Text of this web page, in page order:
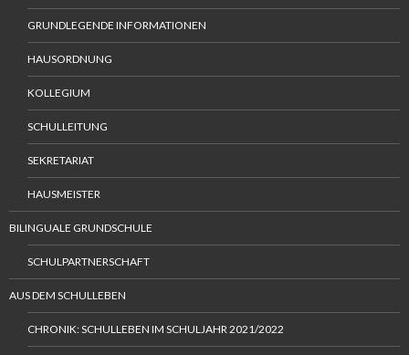
GRUNDLEGENDE INFORMATIONEN
HAUSORDNUNG
KOLLEGIUM
SCHULLEITUNG
SEKRETARIAT
HAUSMEISTER
BILINGUALE GRUNDSCHULE
SCHULPARTNERSCHAFT
AUS DEM SCHULLEBEN
CHRONIK: SCHULLEBEN IM SCHULJAHR 2021/2022